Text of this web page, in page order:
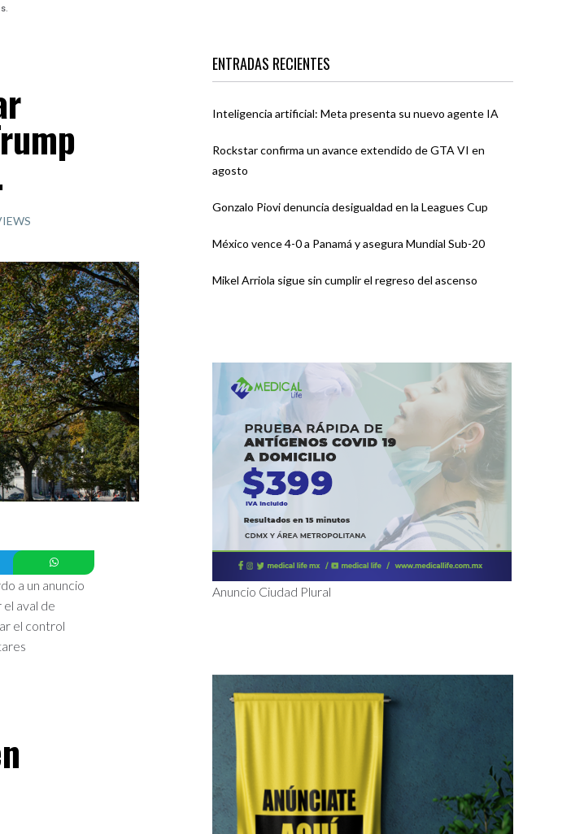
a un anuncio
aval de
el control
ENTRADAS RECIENTES
Inteligencia artificial: Meta presenta su nuevo agente IA
Rockstar confirma un avance extendido de GTA VI en
agosto
Gonzalo Piovi denuncia desigualdad en la Leagues Cup
México vence 4-0 a Panamá y asegura Mundial Sub-20
Mikel Arriola sigue sin cumplir el regreso del ascenso
Anuncio Ciudad Plural